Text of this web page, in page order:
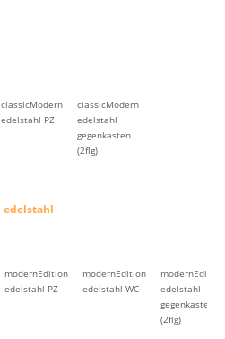
classicModern
edelstahl PZ
classicModern
edelstahl
gegenkasten
(2flg)
edelstahl
modernEdition
edelstahl PZ
modernEdition
edelstahl WC
modernEdition
edelstahl
gegenkasten
(2flg)